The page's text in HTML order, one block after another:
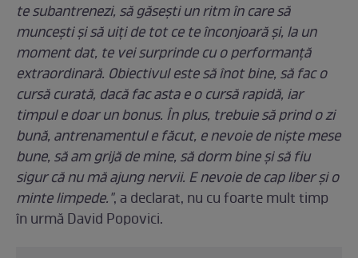
te subantrenezi, să găsești un ritm în care să
muncești și să uiți de tot ce te înconjoară și, la un
moment dat, te vei surprinde cu o performanță
extraordinară. Obiectivul este să înot bine, să fac o
cursă curată, dacă fac asta e o cursă rapidă, iar
timpul e doar un bonus. În plus, trebuie să prind o zi
bună, antrenamentul e făcut, e nevoie de niște mese
bune, să am grijă de mine, să dorm bine și să fiu
sigur că nu mă ajung nervii. E nevoie de cap liber și o
minte limpede.", a declarat, nu cu foarte mult timp
în urmă David Popovici.